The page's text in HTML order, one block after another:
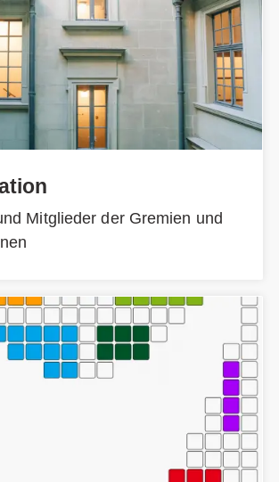
Mitglieder der Gremien und